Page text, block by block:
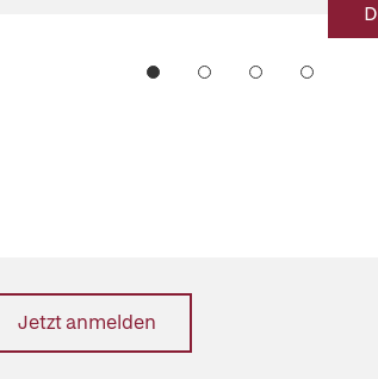
Jetzt anmelden